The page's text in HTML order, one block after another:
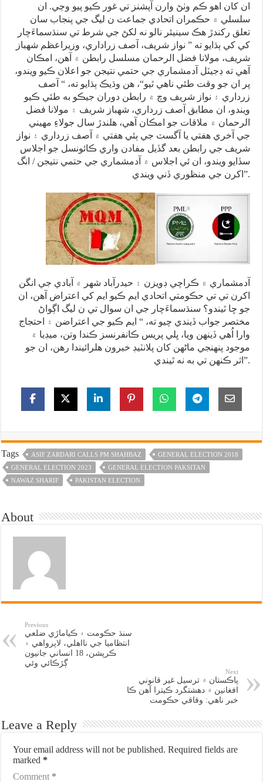
ان کان اهو ڪم وٺڻ وارن آپشنز تي غور ڪيو پيو وڃي. ان
سلسلي ۾ حڪمران اتحادي جماعت ن ليگ جي پنجاب سان
تعلق رکندڙ هڪ سينيئر نالو نه لکڻ جي شرط تي سنڌسماءَچار
کي کي ٻڌايو ته ” نواز شريف، آصف زراداري، وزيراعظم شهباز
شريف، مولانا فضل الرحمان مسلسل رابطن ۾ آهن، امڪان
آهي ته ڊجيٽل آدمشماري جي حتمي نتيجن جو اعلان ڪيو ويندو،
پر ان جو وقت طئي ناهي ٿيو“، هن وڌيڪ ٻڌايو ته، “ آصف
زرداري ۽ نواز شريف وچ ۾ رابطن دوران جيڪو به طئي ڪيو
ويندو، ان مطابق آصف زرداري، شهباز شريف ۽ مولانا فضل
الرحمان ۾ ملاقات جو امڪان آهي، هلندڙ سال جولاءِ مهيني
جي آخري هفتي يا آگسٽ جي ٻئي هفتي ۾ آصف زرداري ۽ نواز
شريف جي رابطن بعد گڏيل مفادن واري ڪائونسل جو اجلاس
سڏايو ويندو، ان ئي اجلاس ۾ آدمشماري جي حتمي نتيجن / انگ
اکرن جي منظوري ڏني ويندي”.
آدمشماري ۾ ڪراچي ڊويزن ۽ حيدرآباد شهر ۾ آبادي جي انگن
اکرن تي تي حڪومتي اتحادي ايم ڪيو ايم کي اعتراض آهن، ان
جو ڇا ٿيندو؟ سنڌسماءَچار جي ان سوال تي ن ليگ اڳواڻ
مختصر جواب ڏيندي چيو ته، “ ايم ڪيو جي اعتراضن ۽ احتجاج
وارا اُهي ڏينهن ويا، ڀلي پريس ڪانفرنسز ڪندا وتن، ميڊيا ۾
موجود پنهنجي ماڻهن کان پلانٽيڊ خبرون هلرائيندا رهن، ان جو
اثر ڪنهن تي به نه ٿيندي”.
Tags ASIF ZARDARI CALLS PM SHAHBAZ
GENERAL ELECTION 2018
GENERAL ELECTION 2023
GENERAL ELECTION PAKSITAN
NAWAZ SHARIF
PAKISTAN ELECTION
About
Previous
سنڌ حڪومت ۽ ڪياماڙي ضلعي
انتظاميا جي نااهلي، لاپرواهي ۽
ڪرپشن، 18 انساني جانيون
ڳڙڪائي وئي
Next
پاڪستان ۾ ترسيل غير قانوني
افغانين ۾ دهشتگرد ڪيترا آهن ڪا
خبر ناهي: وفاقي حڪومت
Leave a Reply
Your email address will not be published. Required fields are
marked *
Comment *